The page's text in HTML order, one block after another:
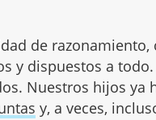
de
y dispuestos a
Nuestros hijos ya
y, a veces,